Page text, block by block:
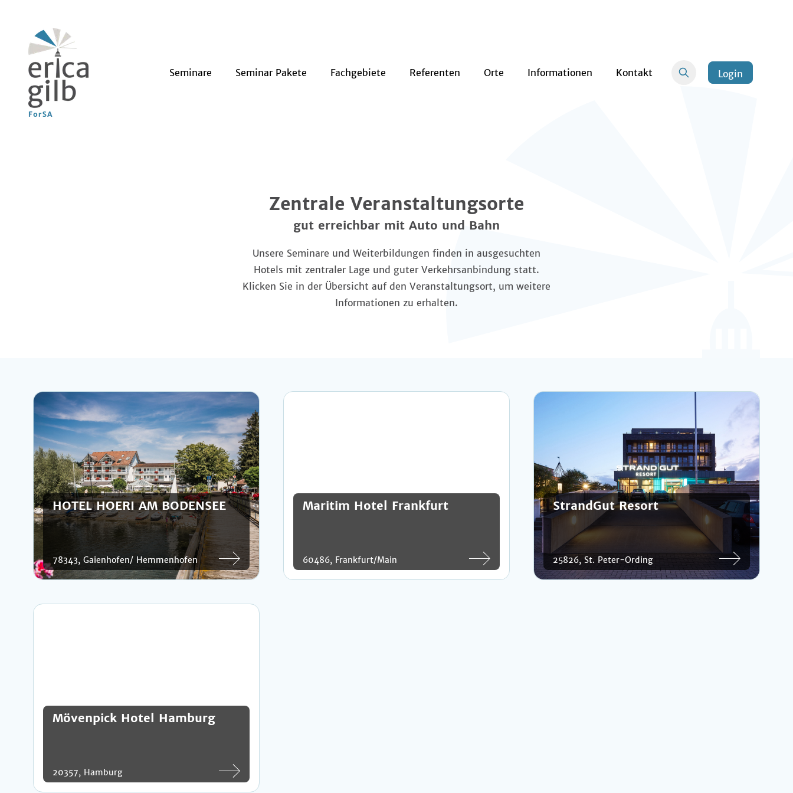
Seminare Seminar Pakete Fachgebiete Referenten Orte Informationen Kontakt Login
Zentrale Veranstaltungsorte
gut erreichbar mit Auto und Bahn
Unsere Seminare und Weiterbildungen finden in ausgesuchten
Hotels mit zentraler Lage und guter Verkehrsanbindung statt.
Klicken Sie in der Übersicht auf den Veranstaltungsort, um weitere
Informationen zu erhalten.
HOTEL HOERI AM BODENSEE
78343, Gaienhofen/ Hemmenhofen
Maritim Hotel Frankfurt
60486, Frankfurt/Main
StrandGut Resort
25826, St. Peter-Ording
Mövenpick Hotel Hamburg
20357, Hamburg